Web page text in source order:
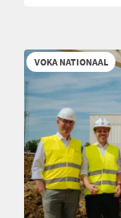
VOKA NATIONAAL